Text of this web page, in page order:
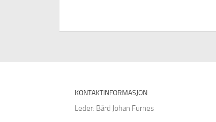
KONTAKTINFORMASJON
Leder: Bård Johan Furnes